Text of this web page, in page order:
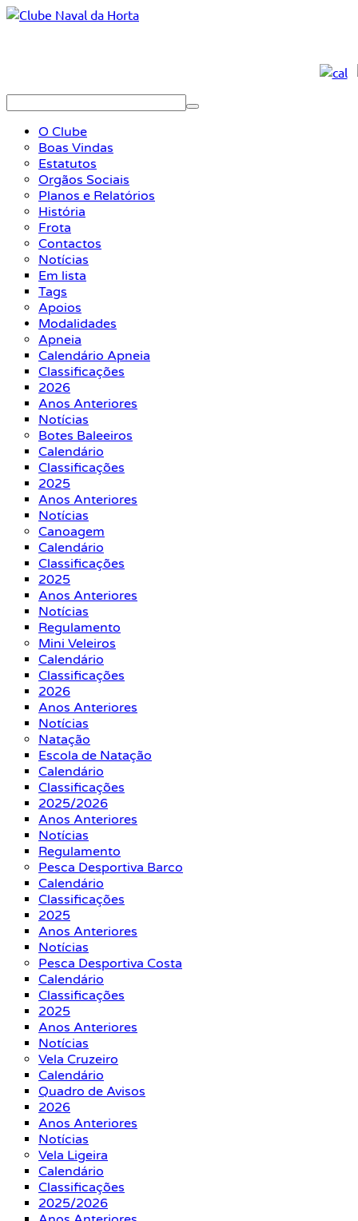
O Clube
Boas Vindas
Estatutos
Orgãos Sociais
Planos e Relatórios
História
Frota
Contactos
Notícias
Em lista
Tags
Apoios
Modalidades
Apneia
Calendário Apneia
Classificações
2026
Anos Anteriores
Notícias
Botes Baleeiros
Calendário
Classificações
2025
Anos Anteriores
Notícias
Canoagem
Calendário
Classificações
2025
Anos Anteriores
Notícias
Regulamento
Mini Veleiros
Calendário
Classificações
2026
Anos Anteriores
Notícias
Natação
Escola de Natação
Calendário
Classificações
2025/2026
Anos Anteriores
Notícias
Regulamento
Pesca Desportiva Barco
Calendário
Classificações
2025
Anos Anteriores
Notícias
Pesca Desportiva Costa
Calendário
Classificações
2025
Anos Anteriores
Notícias
Vela Cruzeiro
Calendário
Quadro de Avisos
2026
Anos Anteriores
Notícias
Vela Ligeira
Calendário
Classificações
2025/2026